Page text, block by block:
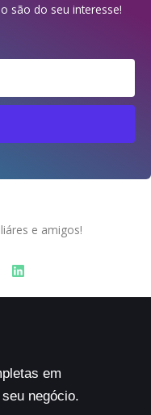
são do seu interesse!
e amigos!
em
negócio.